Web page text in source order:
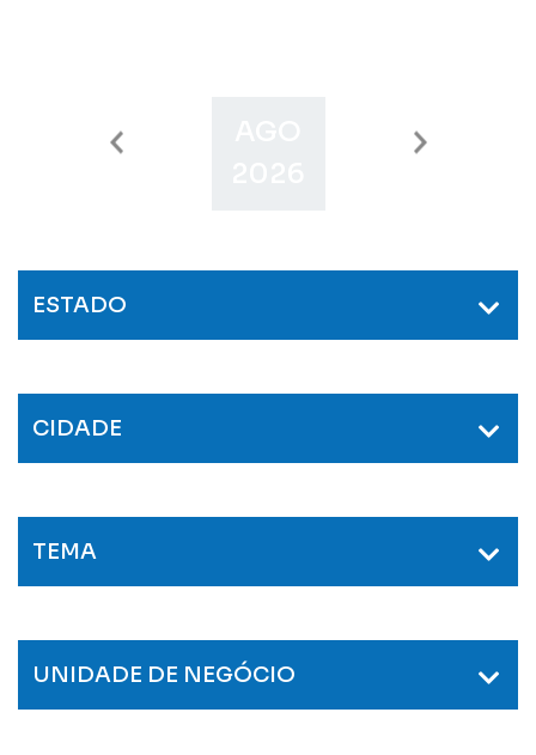
SET
ESTADO
CIDADE
TEMA
UNIDADE DE NEGÓCIO